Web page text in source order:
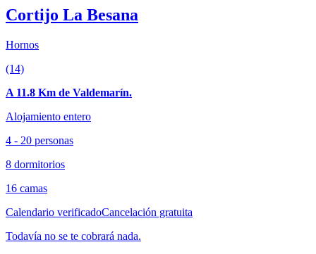
Cortijo La Besana
Hornos
(14)
A 11.8 Km de Valdemarín.
Alojamiento entero
4 - 20 personas
8 dormitorios
16 camas
Calendario verificadoCancelación gratuita
Todavía no se te cobrará nada.